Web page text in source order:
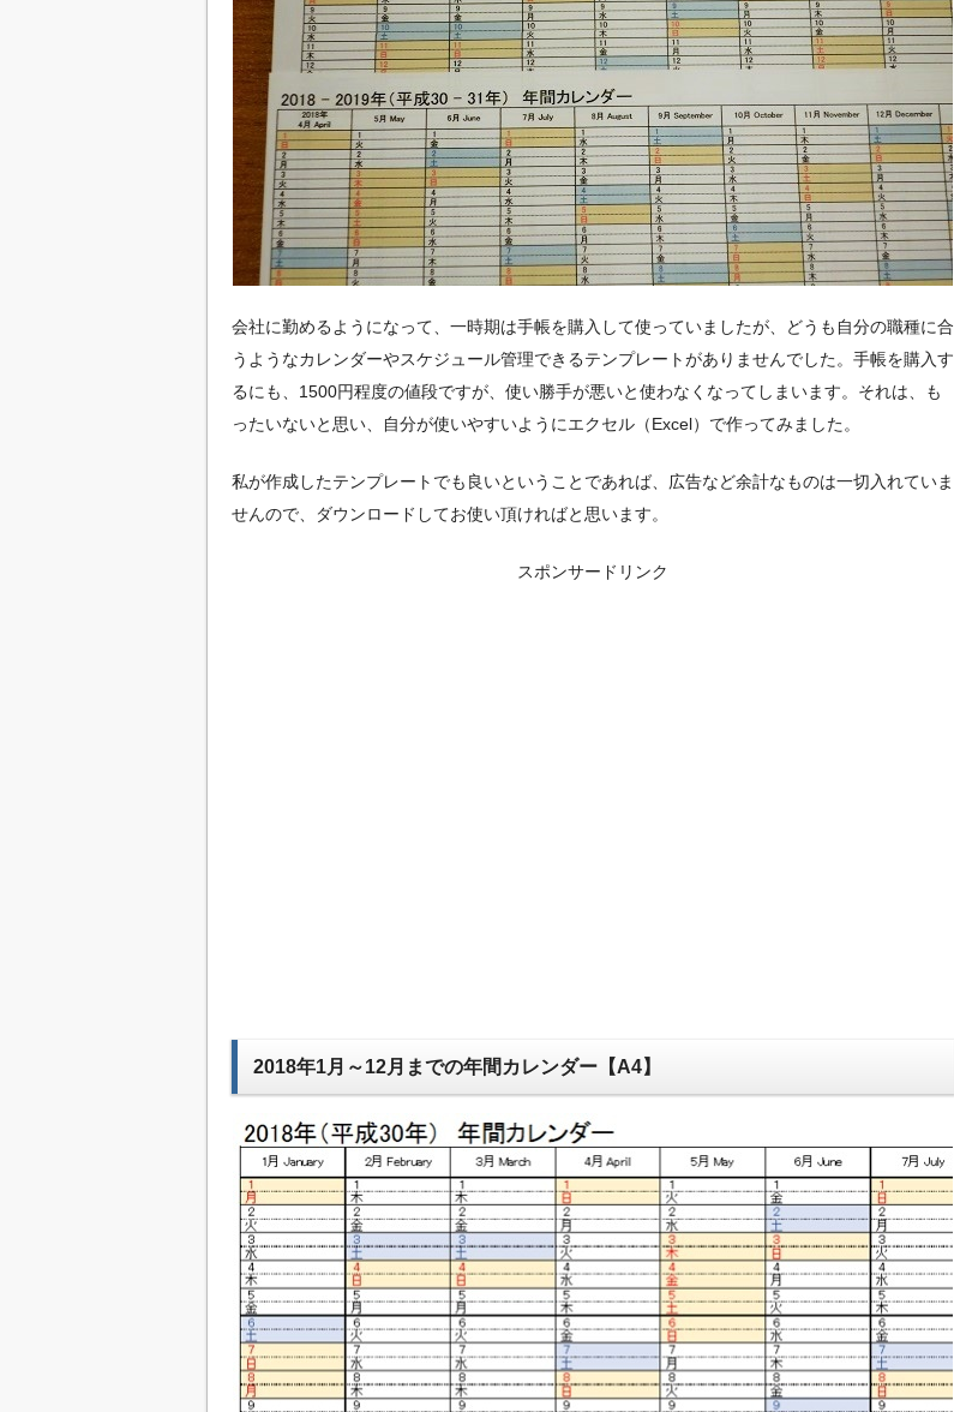
会社に勤めるようになって、一時期は手帳を購入して使っていましたが、どうも自分の職種に合
うようなカレンダーやスケジュール管理できるテンプレートがありませんでした。手帳を購入す
るにも、1500円程度の値段ですが、使い勝手が悪いと使わなくなってしまいます。それは、も
ったいないと思い、自分が使いやすいようにエクセル（Excel）で作ってみました。
私が作成したテンプレートでも良いということであれば、広告など余計なものは一切入れていま
せんので、ダウンロードしてお使い頂ければと思います。
スポンサードリンク
2018年1月～12月までの年間カレンダー【A4】